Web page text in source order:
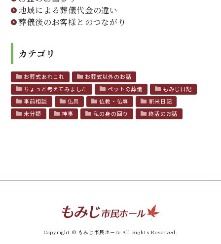
地域による葬儀代金の違い
葬儀後のお客様とのつながり
カテゴリ
お葬式あれこれ
お葬式以外のお話
ちょっと考えてみました
ペットの葬儀
もみじ日記
事前相談
仏具 仏教・仏事
新米日記
未分類
神事 私の身の回り 終活のお話
Copyright © もみじ市民ホール All Rights Reserved.